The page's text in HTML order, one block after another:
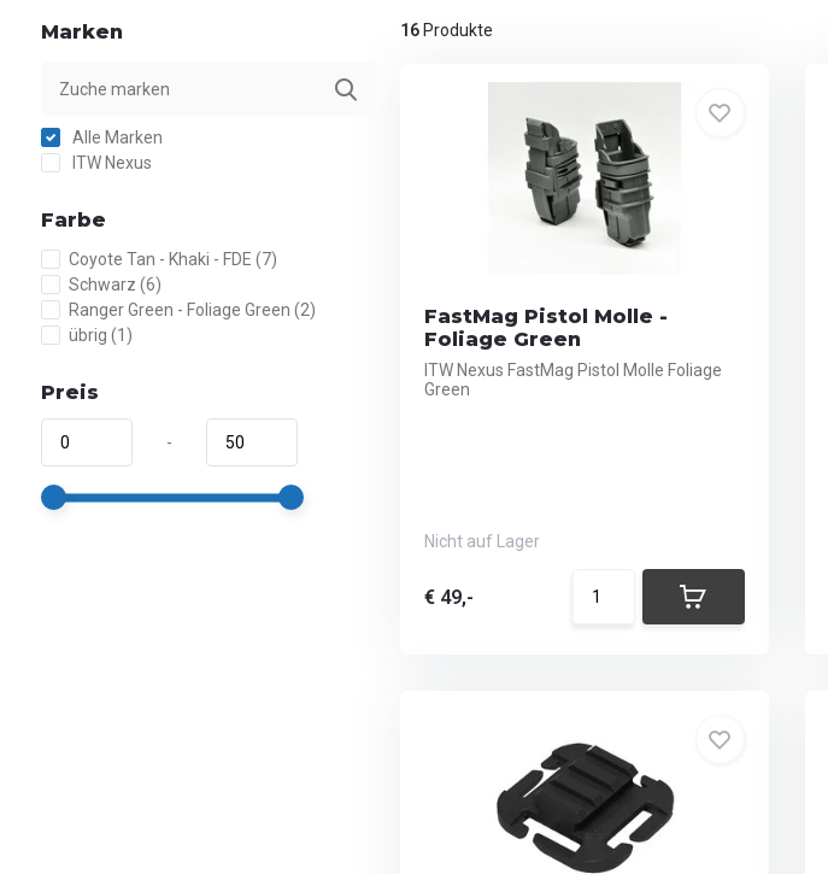
Marken
Alle Marken
ITW Nexus
Farbe
Coyote Tan - Khaki - FDE (7)
Schwarz (6)
Ranger Green - Foliage Green (2)
übrig (1)
Preis
-
16Produkte
FastMag Pistol Molle -
Foliage Green
ITW Nexus FastMag Pistol Molle Foliage
Green
Nicht auf Lager
€ 49,-